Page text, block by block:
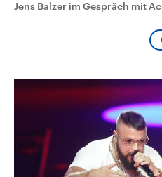
und Kandidaten der
Jens Balzer im Gespräch mit